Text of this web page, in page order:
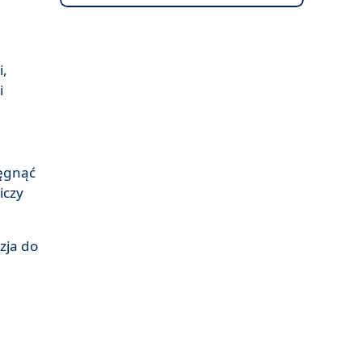
do